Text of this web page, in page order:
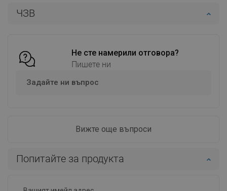
ЧЗВ
Не сте намерили отговора?
Пишете ни
Задайте ни въпрос
Вижте още въпроси
Попитайте за продукта
Добави в количката Добави в количката